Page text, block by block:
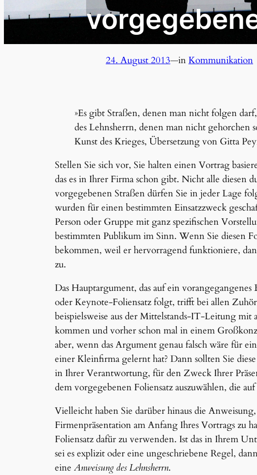
24. August 2013—inKommunikation
»Es gibt Straßen, denen man nicht folgen
des Lehnsherrn, denen man nicht gehorchen
Kunst des Krieges, Übersetzung von Gitta
Stellen Sie sich vor, Sie halten einen Vortrag
das es in Ihrer Firma schon gibt. Nicht alle diesen
vorgegebenen Straßen dürfen Sie in jeder Lage
wurden für einen bestimmten Einsatzzweck
Person oder Gruppe mit ganz spezifischen
bestimmten Publikum im Sinn. Wenn Sie diesen
bekommen, weil er hervorragend funktioniere,
zu.
Das Hauptargument, das auf ein
oder Keynote-Foliensatz folgt, trifft bei allen
beispielsweise aus der Mittelstands-IT-Leitung
kommen und vorher schon mal in einem
aber, wenn das Argument genau falsch wäre für
einer Kleinfirma gelernt hat? Dann sollten Sie
in Ihrer Verantwortung, für den Zweck Ihrer
dem vorgegebenen Foliensatz auszuwählen, die
Vielleicht haben Sie darüber hinaus die
Firmenpräsentation am Anfang Ihres Vortrags zu
Foliensatz dafür zu verwenden. Ist das in Ihrem
sei es explizit oder eine ungeschriebene Regel,
eine Anweisung des Lehnsherrn.